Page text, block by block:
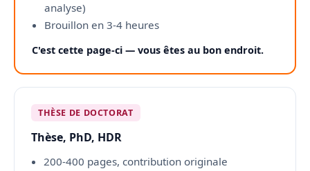
analyse)
Brouillon en 3-4 heures
C'est cette page-ci — vous êtes au bon endroit.
THÈSE DE DOCTORAT
Thèse, PhD, HDR
200-400 pages, contribution originale